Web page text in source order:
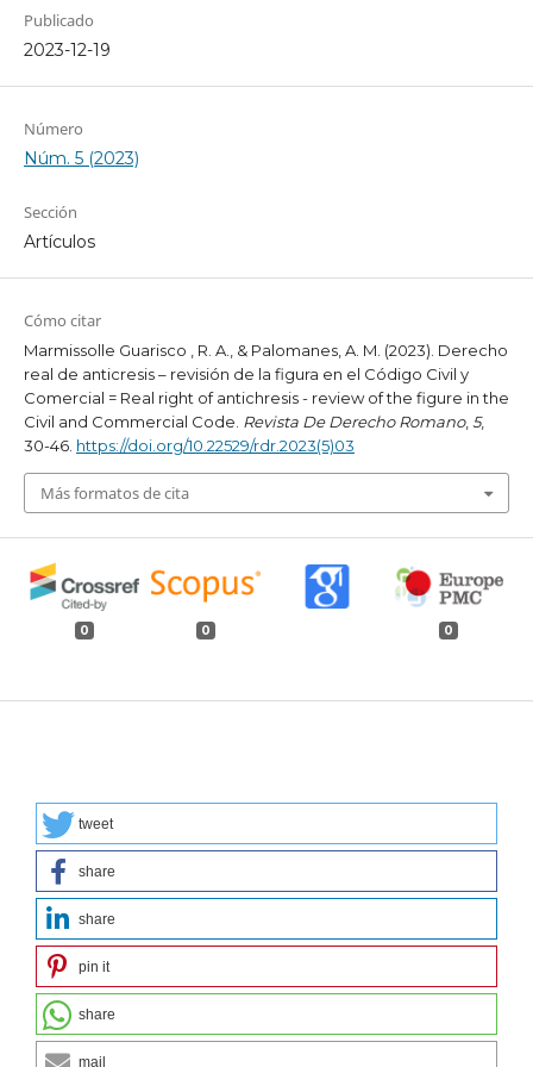
Publicado
2023-12-19
Número
Núm. 5 (2023)
Sección
Artículos
Cómo citar
Marmissolle Guarisco , R. A., & Palomanes, A. M. (2023). Derecho
real de anticresis – revisión de la figura en el Código Civil y
Comercial = Real right of antichresis - review of the figure in the
Civil and Commercial Code. Revista De Derecho Romano, 5,
30-46. https://doi.org/10.22529/rdr.2023(5)03
Más formatos de cita
0 0 0
tweet
share
share
pin it
share
mail